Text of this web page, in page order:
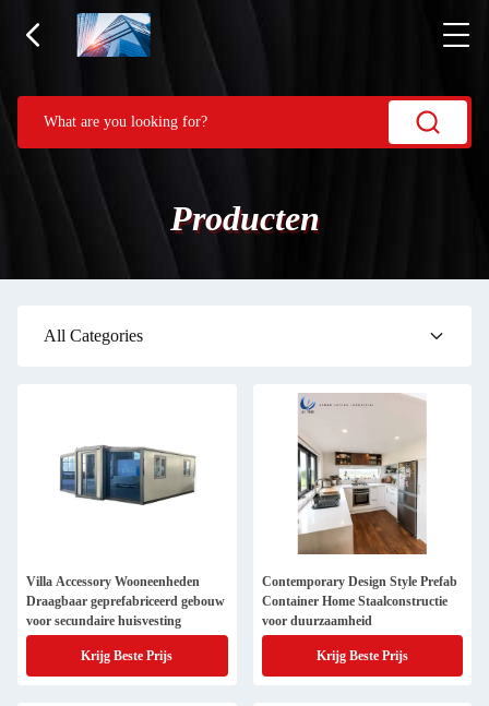
Producten
All Categories
Villa Accessory Wooneenheden
Draagbaar geprefabriceerd gebouw
voor secundaire huisvesting
Krijg Beste Prijs
Contemporary Design Style Prefab
Container Home Staalconstructie
voor duurzaamheid
Krijg Beste Prijs